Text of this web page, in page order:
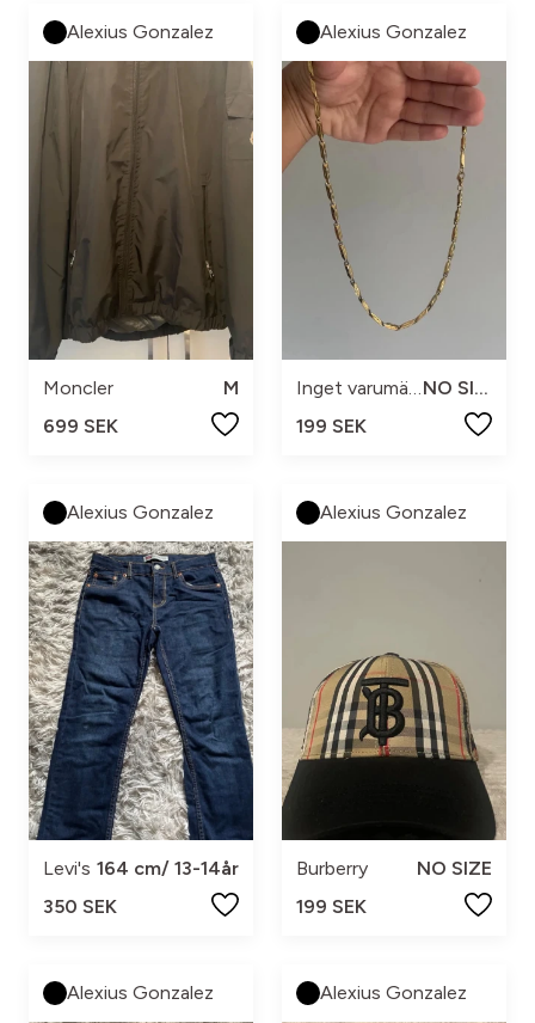
Alexius Gonzalez
Moncler
M
699 SEK
Alexius Gonzalez
NO SIZE
199 SEK
Alexius Gonzalez
Levi's 164 cm/ 13-14år
350 SEK
Alexius Gonzalez
Burberry
NO SIZE
199 SEK
Alexius Gonzalez Alexius Gonzalez